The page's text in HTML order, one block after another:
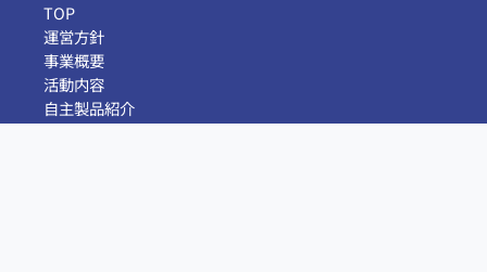
TOP
運営方針
事業概要
活動内容
自主製品紹介